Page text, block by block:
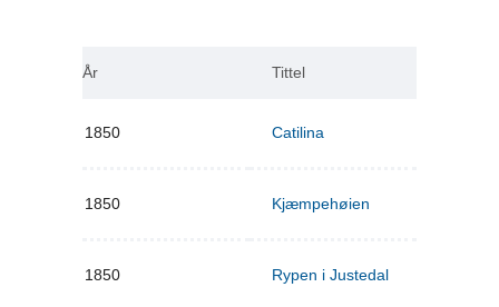
År Tittel
1850 Catilina
1850 Kjæmpehøien
1850 Rypen i Justedal